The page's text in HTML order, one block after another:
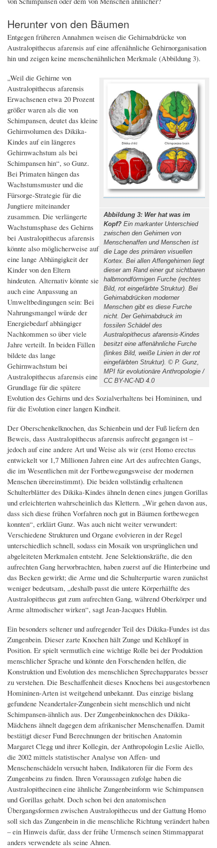
Herunter von den Bäumen
Entgegen früheren Annahmen weisen die Gehirnabdrücke von
Australopithecus afarensis auf eine affenähnliche Gehirnorganisation
hin und zeigen keine menschenähnlichen Merkmale (Abbildung 3).
Abbildung 3: Wer hat was im
Kopf? Ein markanter Unterschied
zwischen den Gehirnen von
Menschenaffen und Menschen ist
die Lage des primären visuellen
Kortex. Bei allen Affengehirnen liegt
dieser am Rand einer gut sichtbaren
halbmondförmigen Furche (rechtes
Bild, rot eingefärbte Struktur). Bei
Gehirnabdrücken moderner
Menschen gibt es diese Furche
nicht. Der Gehirnabdruck im
fossilen Schädel des
Australopithecus afarensis-Kindes
besitzt eine affenähnliche Furche
(linkes Bild, weiße Linien in der rot
eingefärbten Struktur). © P. Gunz,
MPI für evolutionäre Anthropologie /
CC BY-NC-ND 4.0
„Weil die Gehirne von
Australopithecus afarensis
Erwachsenen etwa 20 Prozent
größer waren als die von
Schimpansen, deutet das kleine
Gehirnvolumen des Dikika-
Kindes auf ein längeres
Gehirnwachstum als bei
Schimpansen hin“, so Gunz.
Bei Primaten hängen das
Wachstumsmuster und die
Fürsorge-Strategie für die
Jungtiere miteinander
zusammen. Die verlängerte
Wachstumsphase des Gehirns
bei Australopithecus afarensis
könnte also möglicherweise auf
eine lange Abhängigkeit der
Kinder von den Eltern
hindeuten. Alternativ könnte sie
auch eine Anpassung an
Umweltbedingungen sein: Bei
Nahrungsmangel würde der
Energiebedarf abhängiger
Nachkommen so über viele
Jahre verteilt. In beiden Fällen
bildete das lange
Gehirnwachstum bei
Australopithecus afarensis eine
Grundlage für die spätere
Evolution des Gehirns und des Sozialverhaltens bei Homininen, und
für die Evolution einer langen Kindheit.
Der Oberschenkelknochen, das Schienbein und der Fuß liefern den
Beweis, dass Australopithecus afarensis aufrecht gegangen ist –
jedoch auf eine andere Art und Weise als wir (erst Homo erectus
entwickelt vor 1,7 Millionen Jahren eine Art des aufrechten Gangs,
die im Wesentlichen mit der Fortbewegungsweise der modernen
Menschen übereinstimmt). Die beiden vollständig erhaltenen
Schulterblätter des Dikika-Kindes ähneln denen eines jungen Gorillas
und erleichterten wahrscheinlich das Klettern. „Wir gehen davon aus,
dass sich diese frühen Vorfahren noch gut in Bäumen fortbewegen
konnten“, erklärt Gunz. Was auch nicht weiter verwundert:
Verschiedene Strukturen und Organe evolvieren in der Regel
unterschiedlich schnell, sodass ein Mosaik von ursprünglichen und
abgeleiteten Merkmalen entsteht. Jene Selektionskräfte, die den
aufrechten Gang hervorbrachten, haben zuerst auf die Hinterbeine und
das Becken gewirkt; die Arme und die Schulterpartie waren zunächst
weniger bedeutsam, „deshalb passt die untere Körperhälfte des
Australopithecus gut zum aufrechten Gang, während Oberkörper und
Arme altmodischer wirken“, sagt Jean-Jacques Hublin.
Ein besonders seltener und aufregender Teil des Dikika-Fundes ist das
Zungenbein. Dieser zarte Knochen hält Zunge und Kehlkopf in
Position. Er spielt vermutlich eine wichtige Rolle bei der Produktion
menschlicher Sprache und könnte den Forschenden helfen, die
Konstruktion und Evolution des menschlichen Sprechapparates besser
zu verstehen. Die Beschaffenheit dieses Knochens bei ausgestorbenen
Homininen-Arten ist weitgehend unbekannt. Das einzige bislang
gefundene Neandertaler-Zungenbein sieht menschlich und nicht
Schimpansen-ähnlich aus. Der Zungenbeinknochen des Dikika-
Mädchens ähnelt dagegen dem afrikanischer Menschenaffen. Damit
bestätigt dieser Fund Berechnungen der britischen Anatomin
Margaret Clegg und ihrer Kollegin, der Anthropologin Leslie Aiello,
die 2002 mittels statistischer Analyse von Affen- und
Menschenschädeln versucht haben, Indikatoren für die Form des
Zungenbeins zu finden. Ihren Voraussagen zufolge haben die
Australopithecinen eine ähnliche Zungenbeinform wie Schimpansen
und Gorillas gehabt. Doch schon bei den anatomischen
Übergangsformen zwischen Australopithecus und der Gattung Homo
soll sich das Zungenbein in die menschliche Richtung verändert haben
– ein Hinweis dafür, dass der frühe Urmensch seinen Stimmapparat
anders verwendete als seine Ahnen.